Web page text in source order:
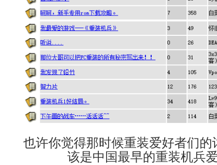
也许你觉得那时候重装爱好者们
该是中国最早的重装机兵